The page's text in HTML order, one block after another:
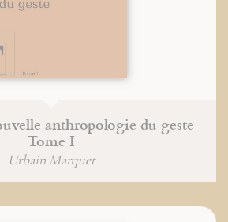
anthropologie du geste
Tome I
Urbain Marquet